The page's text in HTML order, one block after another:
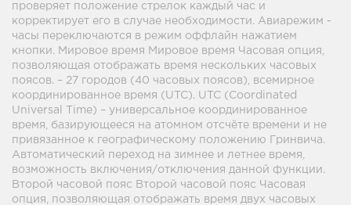
проверяет положение стрелок каждый час и
корректирует его в случае необходимости. Авиарежим -
часы переключаются в режим оффлайн нажатием
кнопки. Мировое время Мировое время Часовая опция,
позволяющая отображать время нескольких часовых
поясов. – 27 городов (40 часовых поясов), всемирное
координированное время (UTC). UTC (Coordinated
Universal Time) – универсальное координированное
время, базирующееся на атомном отсчёте времени и не
привязанное к географическому положению Гринвича.
Автоматический переход на зимнее и летнее время,
возможность включения/отключения данной функции.
Второй часовой пояс Второй часовой пояс Часовая
опция, позволяющая отображать время двух часовых